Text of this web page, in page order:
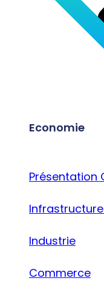
Economie
Présentation
Industrie
Commerce